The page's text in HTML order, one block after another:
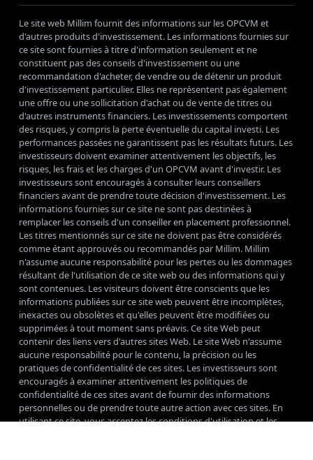
Le site web Millim fournit des informations sur les OPCVM et
d'autres produits d'investissement. Les informations fournies sur
ce site sont fournies à titre d'information seulement et ne
constituent pas des conseils d'investissement ou une
recommandation d'acheter, de vendre ou de détenir un produit
d'investissement particulier. Elles ne représentent pas également
une offre ou une sollicitation d'achat ou de vente de titres ou
d'autres instruments financiers. Les investissements comportent
des risques, y compris la perte éventuelle du capital investi. Les
performances passées ne garantissent pas les résultats futurs. Les
investisseurs doivent examiner attentivement les objectifs, les
risques, les frais et les charges d'un OPCVM avant d'investir. Les
investisseurs sont encouragés à consulter leurs conseillers
financiers avant de prendre toute décision d'investissement. Les
informations fournies sur ce site ne sont pas destinées à
remplacer les conseils d'un conseiller en placement professionnel.
Les titres mentionnés sur ce site ne doivent pas être considérés
comme étant approuvés ou recommandés par Millim. Millim
n'assume aucune responsabilité pour les pertes ou les dommages
résultant de l'utilisation de ce site web ou des informations qui y
sont contenues. Les visiteurs doivent être conscients que les
informations publiées sur ce site web peuvent être incomplètes,
inexactes ou obsolètes et qu'elles peuvent être modifiées ou
supprimées à tout moment sans préavis. Ce site Web peut
contenir des liens vers d'autres sites Web. Le site Web n'assume
aucune responsabilité pour le contenu, la précision ou les
pratiques de confidentialité de ces sites. Les investisseurs sont
encouragés à examiner attentivement les politiques de
confidentialité de ces sites avant de fournir des informations
personnelles ou de prendre toute autre action avec ces sites. En
utilisant ce site, vous acceptez les conditions d'utilisation et les